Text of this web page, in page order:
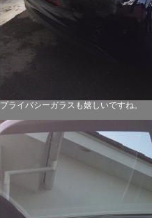
プライバシーガラスも嬉しいですね。